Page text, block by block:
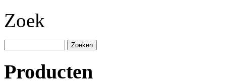
Zoek
Producten